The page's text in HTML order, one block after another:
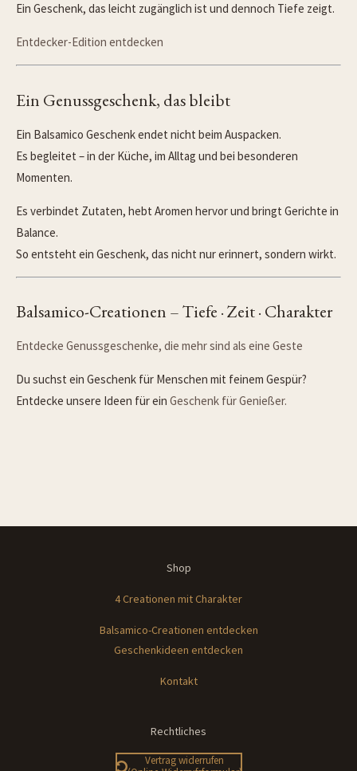
Ein Geschenk, das leicht zugänglich ist und dennoch Tiefe zeigt.
Entdecker-Edition entdecken
Ein Genussgeschenk, das bleibt
Ein Balsamico Geschenk endet nicht beim Auspacken.
Es begleitet – in der Küche, im Alltag und bei besonderen
Momenten.
Es verbindet Zutaten, hebt Aromen hervor und bringt Gerichte in
Balance.
So entsteht ein Geschenk, das nicht nur erinnert, sondern wirkt.
Balsamico-Creationen – Tiefe · Zeit · Charakter
Entdecke Genussgeschenke, die mehr sind als eine Geste
Du suchst ein Geschenk für Menschen mit feinem Gespür?
Entdecke unsere Ideen für ein Geschenk für Genießer.
Shop
4 Creationen mit Charakter
Balsamico-Creationen entdecken
Geschenkideen entdecken
Kontakt
Rechtliches
Vertrag widerrufen